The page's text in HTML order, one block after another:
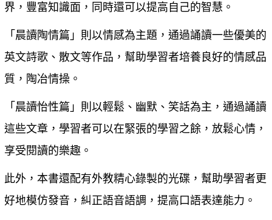
界，豐富知識面，同時還可以提高自己的智慧。
「晨讀陶情篇」則以情感為主題，通過誦讀一些優美的
英文詩歌、散文等作品，幫助學習者培養良好的情感品
質，陶冶情操。
「晨讀怡性篇」則以輕鬆、幽默、笑話為主，通過誦讀
這些文章，學習者可以在緊張的學習之餘，放鬆心情，
享受閱讀的樂趣。
此外，本書還配有外教精心錄製的光碟，幫助學習者更
好地模仿發音，糾正語音語調，提高口語表達能力。